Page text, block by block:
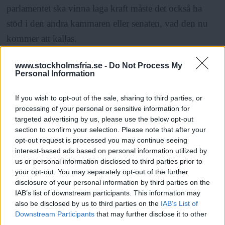
www.stockholmsfria.se - Do Not Process My
Personal Information
If you wish to opt-out of the sale, sharing to third parties, or
processing of your personal or sensitive information for
targeted advertising by us, please use the below opt-out
section to confirm your selection. Please note that after your
opt-out request is processed you may continue seeing
interest-based ads based on personal information utilized by
us or personal information disclosed to third parties prior to
your opt-out. You may separately opt-out of the further
disclosure of your personal information by third parties on the
IAB’s list of downstream participants. This information may
also be disclosed by us to third parties on the IAB’s List of
Downstream Participants that may further disclose it to other
parlamentet ska vinna laga kraft måste det också ha
stöd i den andra kammaren eller senaten, vad den nu
kommer att kallas.
ANNONS
Också senatens ledamöter bör väljas direkt av
medborgarna men från regionala valkretsar. Senatens
sammansättning behöver inte vara lika stor till
omfånget som parlamentet. Deras uppgift ska vara att
vaka över regionernas intressen inom EU och fungera
som dämpare av farten i de föreslagna förslagen. I de
särskilda fall senaten känner att ett liggande förslag
riskerar att gå ut över lägre nivåers befogenheter ska
senaten med andra ord ingripa och sakta ned alternativt